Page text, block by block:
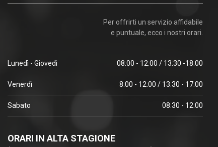
Per offrirti un servizio affidabile
e puntuale, ecco i nostri orari.
Lunedì - Giovedì 08:00 - 12:00 / 13:30 -18:00
Venerdì 8:00 - 12:00 / 13:30 - 17:00
Sabato 08:30 - 12:00
ORARI IN ALTA STAGIONE